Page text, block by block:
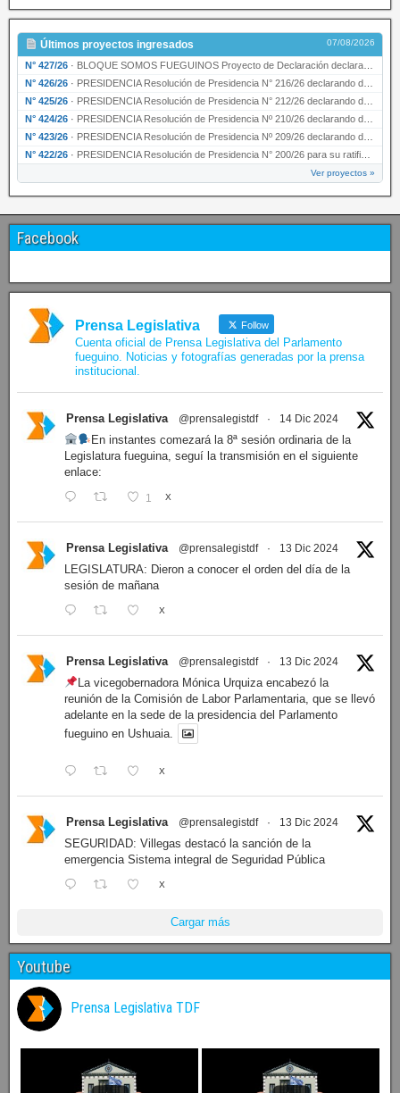
Últimos proyectos ingresados 07/08/2026
N° 427/26 · BLOQUE SOMOS FUEGUINOS Proyecto de Declaración declarando de interés provincial PRESIDENCI…
N° 426/26 · PRESIDENCIA Resolución de Presidencia N° 216/26 declarando de interés provincial la labor …
N° 425/26 · PRESIDENCIA Resolución de Presidencia N° 212/26 declarando de interés provincial el “50° A…
N° 424/26 · PRESIDENCIA Resolución de Presidencia Nº 210/26 declarando de interés provincial el proyec…
N° 423/26 · PRESIDENCIA Resolución de Presidencia Nº 209/26 declarando de interés provincial la presen…
N° 422/26 · PRESIDENCIA Resolución de Presidencia N° 200/26 para su ratificación.
Ver proyectos »
Facebook
Prensa Legislativa Follow
Cuenta oficial de Prensa Legislativa del Parlamento
fueguino. Noticias y fotografías generadas por la prensa
institucional.
Prensa Legislativa @prensalegistdf · 14 Dic 2024
En instantes comezará la 8ª sesión ordinaria de la
Legislatura fueguina, seguí la transmisión en el siguiente
enlace:
1 X
Prensa Legislativa @prensalegistdf · 13 Dic 2024
LEGISLATURA: Dieron a conocer el orden del día de la
sesión de mañana
X
Prensa Legislativa @prensalegistdf · 13 Dic 2024
La vicegobernadora Mónica Urquiza encabezó la
reunión de la Comisión de Labor Parlamentaria, que se llevó
adelante en la sede de la presidencia del Parlamento
fueguino en Ushuaia.
X
Prensa Legislativa @prensalegistdf · 13 Dic 2024
SEGURIDAD: Villegas destacó la sanción de la
emergencia Sistema integral de Seguridad Pública
X
Cargar más
Youtube
Prensa Legislativa TDF